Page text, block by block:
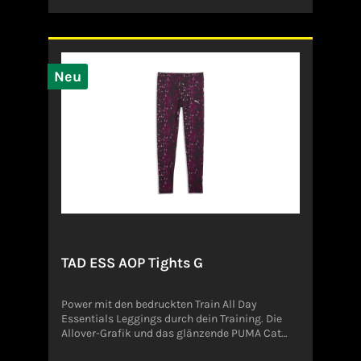
sportliche Kapuzenjacke ist dein perfekter
Reißverschluss; Kapuze 55 % Baumwolle /
Kängurutaschen Bündchen und Saum gerippt
Angaben zum Hersteller (EU-
Produktsicherheitsverordnung, GPSR)ADIDAS
AG ADIDAS SALOMON AGADI-DASSLER-STR.
HerzogenaurachDeutschlandserviceinfo@onlin
Neu
TAD ESS AOP Tights G
Power mit den bedruckten Train All Day
Essentials Leggings durch dein Training. Die
Allover-Grafik und das glänzende PUMA Cat